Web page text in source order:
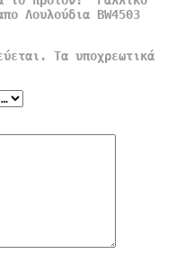
Λουλούδια BW4503
Τα υποχρεωτικά